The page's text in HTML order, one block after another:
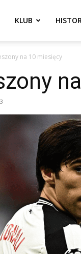
KLUB
na 10 miesięcy